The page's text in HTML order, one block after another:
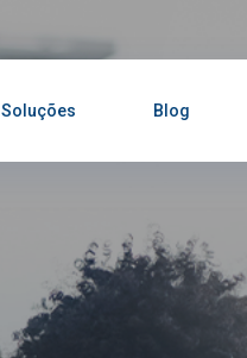
Soluções Blog